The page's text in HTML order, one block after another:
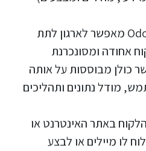
המבנה המודולרי של Odoo מאפשר לארגון לתת
אחודה ומסונכרנת
כולן מבוססות על אותה
מודל נתונים ותהליכים
באתר האינטרנט או
לו מיילים או לבצע